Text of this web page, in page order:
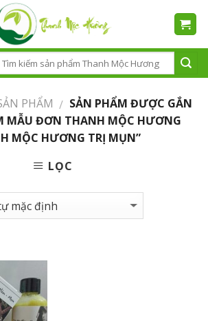
PHẨM / SẢN PHẨM ĐƯỢC GẮN
MẪU ĐƠN THANH MỘC HƯƠNG
MỘC HƯƠNG TRỊ MỤN”
LỌC